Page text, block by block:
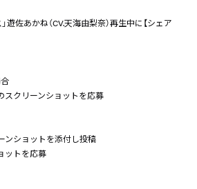
遊佐あかね（CV.天海由梨奈）再生中に【シェア
スクリーンショットを応募
ンショットを添付し投稿
ットを応募